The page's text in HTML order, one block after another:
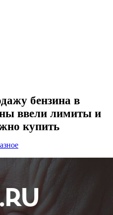
бензина в
ввели лимиты и
купить